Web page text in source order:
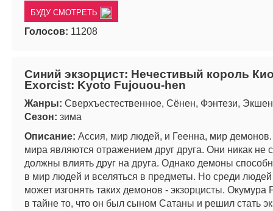
БУДУ СМОТРЕТЬ
Голосов: 11208
Синий экзорцист: Нечестивый король
Exorcist: Kyoto Fujouou-hen
Жанры: Сверхъестественное, Сёнен, Фэнтези, Экшен
Сезон: зима
Описание: Ассия, мир людей, и Геенна, мир
мира являются отражением друг друга. Они никак не
должны влиять друг на друга. Однако демоны
в мир людей и вселяться в предметы. Но среди людей
может изгонять таких демонов - экзорцисты. Окумура
в тайне то, что он был сыном Сатаны и решил стать